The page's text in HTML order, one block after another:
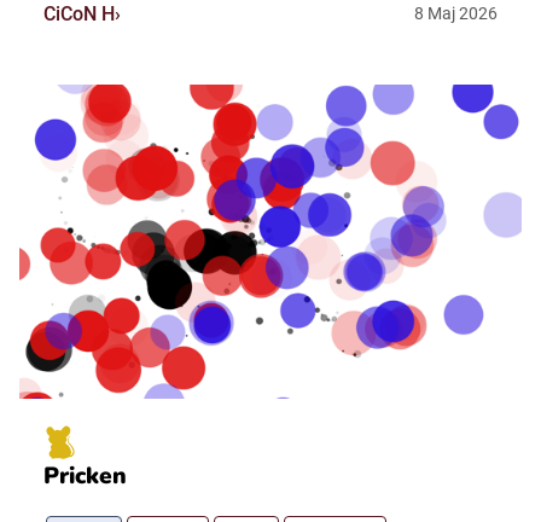
CiCoN H 8 Maj2026
Pricken